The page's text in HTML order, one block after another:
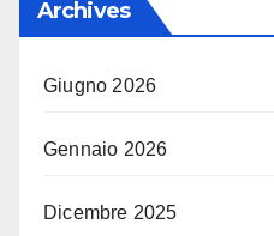
Archives
Giugno 2026
Gennaio 2026
Dicembre 2025